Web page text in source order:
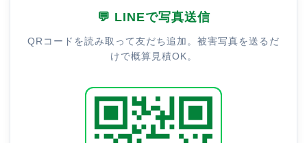
💬 LINEで写真送信
QRコードを読み取って友だち追加。被害写真を送るだ
けで概算見積OK。